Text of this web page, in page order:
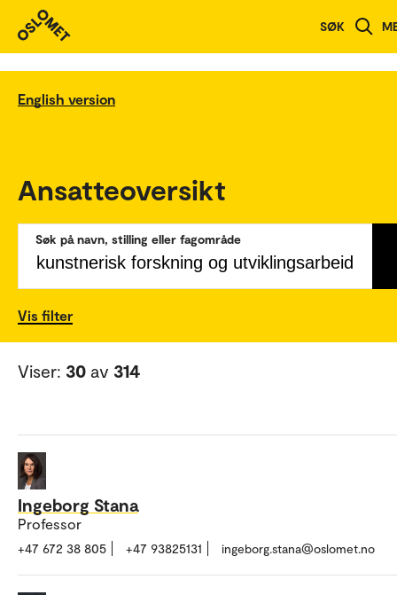
SØK
English version
Ansatteoversikt
Søk på navn, stilling eller fagområde
Vis filter
Viser: 30 av 314
Ingeborg Stana
Professor
+47 672 38 805 +47 93825131 ingeborg.stana@oslomet.no